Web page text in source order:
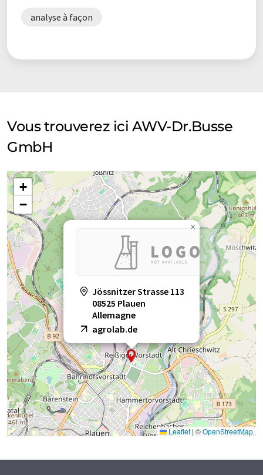
analyse à façon
Vous trouverez ici AWV-Dr.Busse
GmbH
Jössnitzer Strasse 113
08525 Plauen
Allemagne
agrolab.de
×
+
−
Leaflet | ©OpenStreetMap